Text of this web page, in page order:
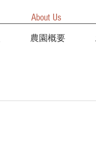
農園概要
About Us